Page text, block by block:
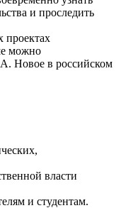
и проследить
проектах
можно
Новое в российском
власти
и студентам.